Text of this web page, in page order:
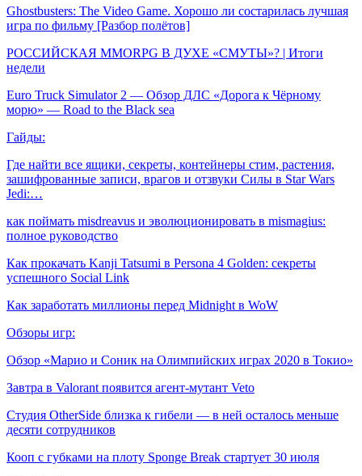
Ghostbusters: The Video Game. Хорошо ли состарилась лучшая
игра по фильму [Разбор полётов]
РОССИЙСКАЯ MMORPG В ДУХЕ «СМУТЫ»? | Итоги
недели
Euro Truck Simulator 2 — Обзор ДЛС «Дорога к Чёрному
морю» — Road to the Black sea
Гайды:
Где найти все ящики, секреты, контейнеры стим, растения,
зашифрованные записи, врагов и отзвуки Силы в Star Wars
Jedi:…
как поймать misdreavus и эволюционировать в mismagius:
полное руководство
Как прокачать Kanji Tatsumi в Persona 4 Golden: секреты
успешного Social Link
Как заработать миллионы перед Midnight в WoW
Обзоры игр:
Обзор «Марио и Соник на Олимпийских играх 2020 в Токио»
Завтра в Valorant появится агент-мутант Veto
Студия OtherSide близка к гибели — в ней осталось меньше
десяти сотрудников
Кооп с губками на плоту Sponge Break стартует 30 июля